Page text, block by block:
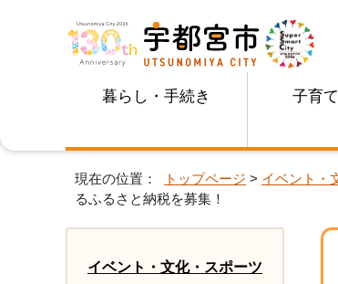
暮らし・手続き 子育
現在の位置： トップページ > イベント・
るふるさと納税を募集！
イベント・文化・スポーツ